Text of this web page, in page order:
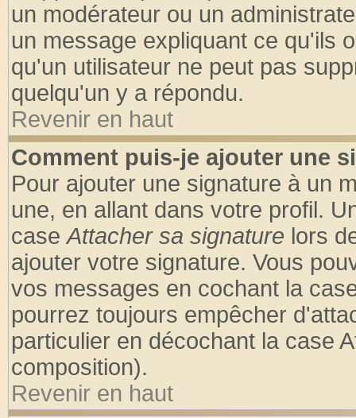
un modérateur ou un
un message expliquant ce qu'ils
qu'un utilisateur ne peut pas
quelqu'un y a répondu.
Revenir en haut
Comment puis-je ajouter une
Pour ajouter une signature à un
une, en allant dans votre profil.
caseAttacher sa signature lors
ajouter votre signature. Vous
vos messages en cochant la
pourrez toujours empêcher
particulier en décochant la case
composition).
Revenir en haut